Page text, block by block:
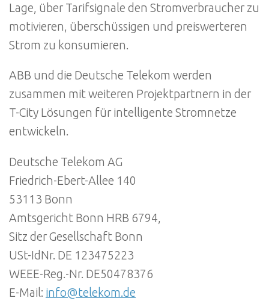
Lage, über Tarifsignale den Stromverbraucher zu
motivieren, überschüssigen und preiswerteren
Strom zu konsumieren.
ABB und die Deutsche Telekom werden
zusammen mit weiteren Projektpartnern in der
T-City Lösungen für intelligente Stromnetze
entwickeln.
Deutsche Telekom AG
Friedrich-Ebert-Allee 140
53113 Bonn
Amtsgericht Bonn HRB 6794,
Sitz der Gesellschaft Bonn
USt-IdNr. DE 123475223
WEEE-Reg.-Nr. DE50478376
E-Mail: info@telekom.de